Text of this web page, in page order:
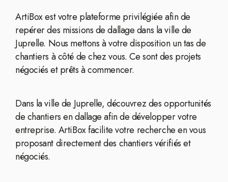
ArtiBox est votre plateforme privilégiée afin de
repérer des missions de dallage dans la ville de
Juprelle. Nous mettons à votre disposition un tas de
chantiers à côté de chez vous. Ce sont des projets
négociés et prêts à commencer.
Dans la ville de Juprelle, découvrez des opportunités
de chantiers en dallage afin de développer votre
entreprise. ArtiBox facilite votre recherche en vous
proposant directement des chantiers vérifiés et
négociés.